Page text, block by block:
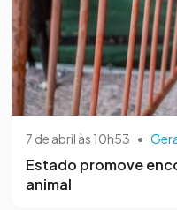
7 de abril às 10h53 •
Estado promove
animal